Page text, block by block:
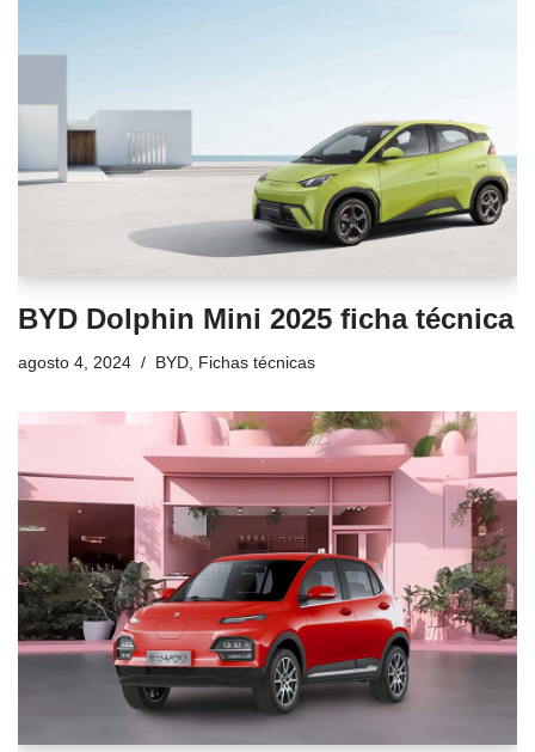
BYD Dolphin Mini 2025 ficha técnica
agosto 4, 2024 BYD, Fichas técnicas